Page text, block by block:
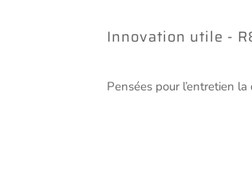
Innovation utile -
Pensées pour l’entretien